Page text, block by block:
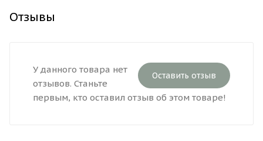
Отзывы
Оставить отзыв
У данного товара нет
отзывов. Станьте
первым, кто оставил отзыв об этом товаре!